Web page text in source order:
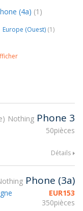
(4a) (1)
Europe (Ouest) (1)
Nothing Phone 3
50pièces
Détails
Phone (3a)
EUR153
350pièces